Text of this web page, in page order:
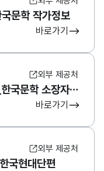
문학 작가정보
바로가기
외부 제공처
한국문학번역원_PHANTOM_한국문학 소장자료 정보
바로가기
외부 제공처
국현대단편